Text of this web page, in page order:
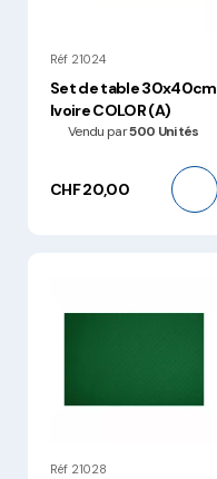
Réf 21024
Set de table 30x40cm
Ivoire COLOR (A)
Vendu par500 Unités
CHF 20,00
Réf 21028